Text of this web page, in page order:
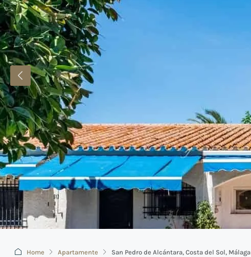
Home Apartamente San Pedro de Alcántara, Costa del Sol, Málaga